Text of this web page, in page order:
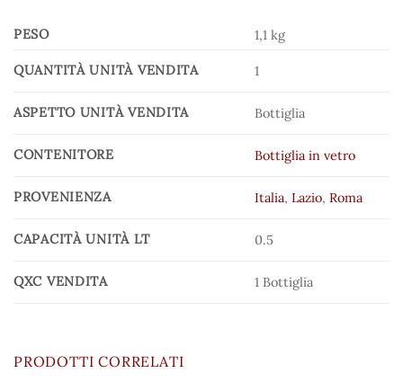
PESO 1,1 kg
QUANTITÀ UNITÀ VENDITA 1
ASPETTO UNITÀ VENDITA Bottiglia
CONTENITORE Bottiglia in vetro
PROVENIENZA Italia,Lazio,Roma
CAPACITÀ UNITÀ LT 0.5
QXC VENDITA 1 Bottiglia
PRODOTTI CORRELATI